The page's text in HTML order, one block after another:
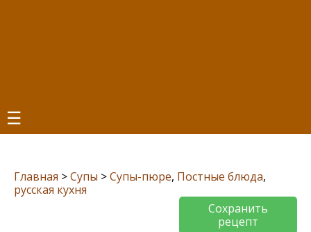
☰
Главная >Супы >Супы-пюре, Постные блюда,
русская кухня
Сохранить
рецепт